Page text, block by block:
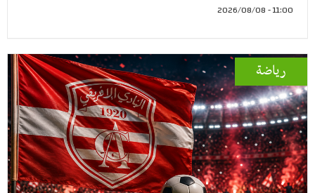
11:00 - 2026/08/08
رياضة